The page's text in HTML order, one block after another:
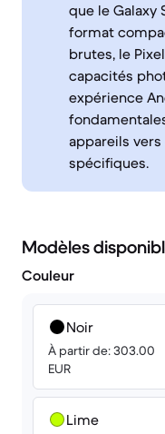
que le Galaxy
format
brutes, le
capacités
expérience
appareils
spécifiques.
Modèles
Couleur
Noir
À partir de: 303.00
EUR
Lime